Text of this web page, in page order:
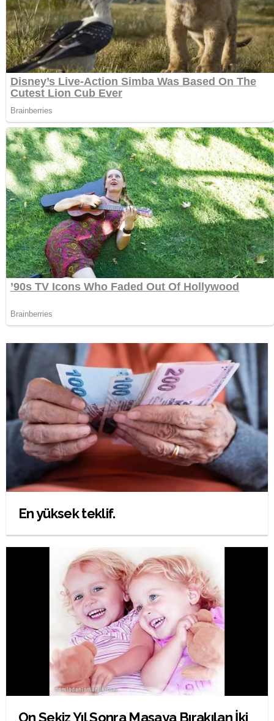
En yüksek teklif.
On Sekiz Yıl Sonra Masaya Bırakılan İki